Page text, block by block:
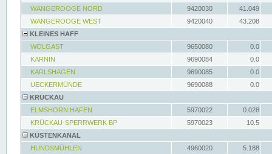
WANGEROOGE NORD
9420030
41.049
WANGEROOGE WEST
9420040
43.208
KLEINES HAFF
WOLGAST
9650080
0.0
KARNIN
9690084
0.0
KARLSHAGEN
9690085
0.0
UECKERMÜNDE
9690088
0.0
KRÜCKAU
ELMSHORN HAFEN
5970022
0.028
KRÜCKAU-SPERRWERK BP
5970023
10.5
KÜSTENKANAL
HUNDSMÜHLEN
4960020
5.188